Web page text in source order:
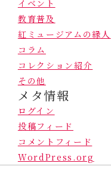
イベント
教育普及
紅ミュージアムの縁人
コラム
コレクション紹介
その他
メタ情報
ログイン
投稿フィード
コメントフィード
WordPress.org